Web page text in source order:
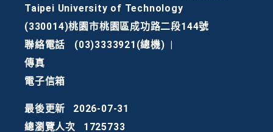
Taipei University of Technology
(330014)桃園市桃園區成功路二段144號
聯絡電話
(03)3333921(總機)
傳真
電子信箱
最後更新
2026-07-31
總瀏覽人次
1725733